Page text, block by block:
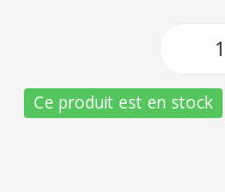
Ce produit est en stock